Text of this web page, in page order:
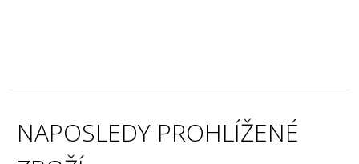
NAPOSLEDY PROHLÍŽENÉ